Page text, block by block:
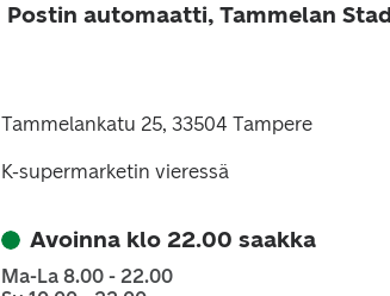
Postin automaatti, Tammelan
Tammelankatu 25, 33504 Tampere
K-supermarketin vieressä
Avoinna klo 22.00 saakka
Ma-La 8.00 - 22.00